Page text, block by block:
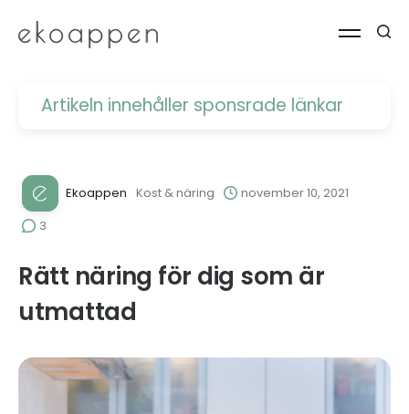
Artikeln innehåller sponsrade länkar
Ekoappen Kost & näring
november 10, 2021
3
Rätt näring för dig som är
utmattad